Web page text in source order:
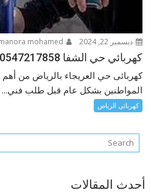
ديسمبر 22, 2024
كهربائي حي الشفا 0547217858
كهربائى حي العريجاء بالرياض من أهم
المواطنين بشكل عام قبل طلب فني...
كهربائي الرياض
أحدث المقالات